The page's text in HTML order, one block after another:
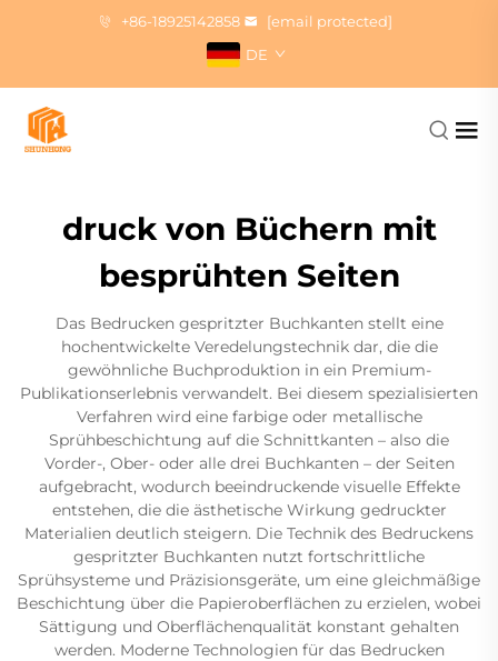
+86-18925142858
[email protected]
DE
druck von Büchern mit
besprühten Seiten
Das Bedrucken gespritzter Buchkanten stellt eine
hochentwickelte Veredelungstechnik dar, die die
gewöhnliche Buchproduktion in ein Premium-
Publikationserlebnis verwandelt. Bei diesem spezialisierten
Verfahren wird eine farbige oder metallische
Sprühbeschichtung auf die Schnittkanten – also die
Vorder-, Ober- oder alle drei Buchkanten – der Seiten
aufgebracht, wodurch beeindruckende visuelle Effekte
entstehen, die die ästhetische Wirkung gedruckter
Materialien deutlich steigern. Die Technik des Bedruckens
gespritzter Buchkanten nutzt fortschrittliche
Sprühsysteme und Präzisionsgeräte, um eine gleichmäßige
Beschichtung über die Papieroberflächen zu erzielen, wobei
Sättigung und Oberflächenqualität konstant gehalten
werden. Moderne Technologien für das Bedrucken